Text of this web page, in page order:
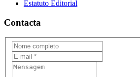
Estatuto Editorial
Contacta